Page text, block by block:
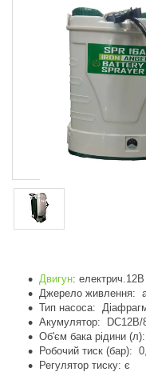
Двигун: електрич.12В
Джерело живлення:
Тип насоса:
Акумулятор: DC12B/
Об'єм бака рідини
Робочий тиск (бар):
Регулятор тиску: є